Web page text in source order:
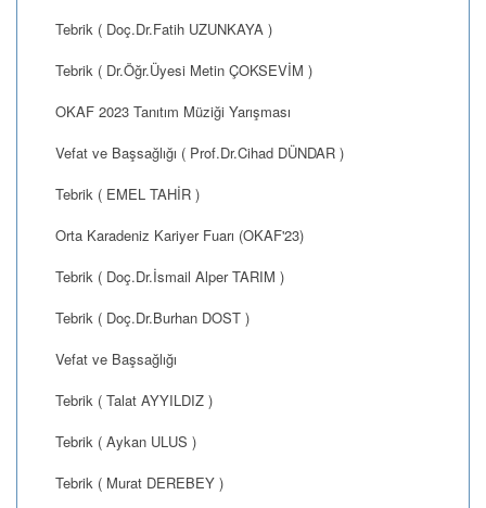
Tebrik ( Doç.Dr.Fatih UZUNKAYA )
Tebrik ( Dr.Öğr.Üyesi Metin ÇOKSEVİM )
OKAF 2023 Tanıtım Müziği Yarışması
Vefat ve Başsağlığı ( Prof.Dr.Cihad DÜNDAR )
Tebrik ( EMEL TAHİR )
Orta Karadeniz Kariyer Fuarı (OKAF'23)
Tebrik ( Doç.Dr.İsmail Alper TARIM )
Tebrik ( Doç.Dr.Burhan DOST )
Vefat ve Başsağlığı
Tebrik ( Talat AYYILDIZ )
Tebrik ( Aykan ULUS )
Tebrik ( Murat DEREBEY )